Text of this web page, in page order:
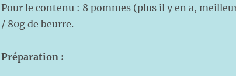
Pour le contenu : 8 pommes (plus il y en a,
/ 80g de beurre.
Préparation :